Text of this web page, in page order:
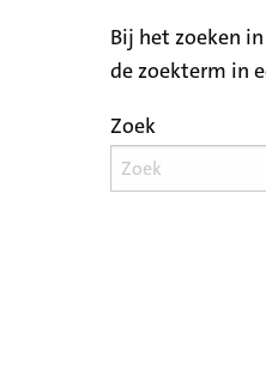
Bij het zoeken
de zoekterm in
Zoek